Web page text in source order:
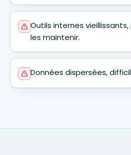
Outils internes
les maintenir.
Données dispersées,